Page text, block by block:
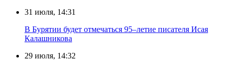
31 июля, 14:31
В Бурятии будет отмечаться 95–летие писателя Исая
Калашникова
29 июля, 14:32